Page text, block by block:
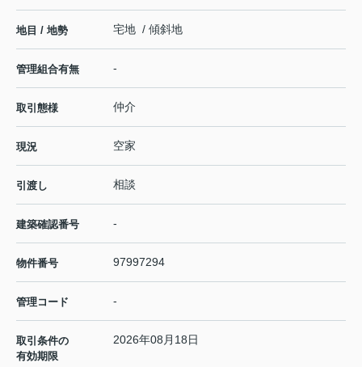
地目 / 地勢 宅地 / 傾斜地
管理組合有無 -
取引態様 仲介
現況 空家
引渡し 相談
建築確認番号 -
物件番号 97997294
管理コード -
取引条件の
有効期限
2026年08月18日